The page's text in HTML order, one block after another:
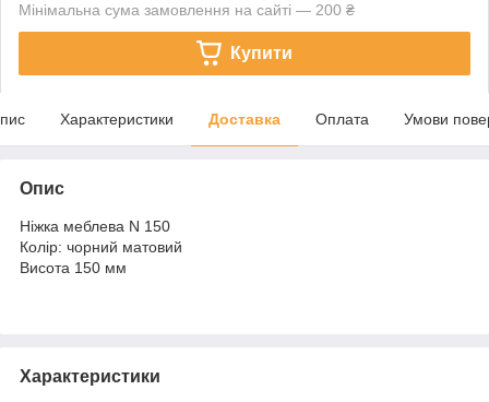
Мінімальна сума замовлення на сайті — 200 ₴
Купити
Характеристики Доставка Оплата Умови
Опис
Ніжка меблева N 150
Колір: чорний матовий
Висота 150 мм
Характеристики